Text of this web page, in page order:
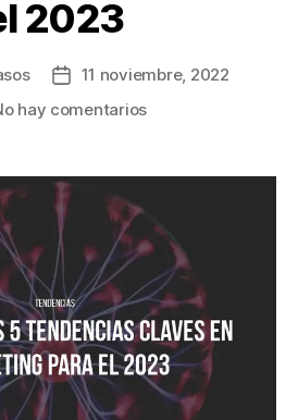
2023
11 noviembre, 2022
hay comentarios